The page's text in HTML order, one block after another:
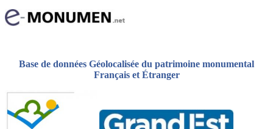
Base de données Géolocalisée du patrimoine monumental
Français et Étranger